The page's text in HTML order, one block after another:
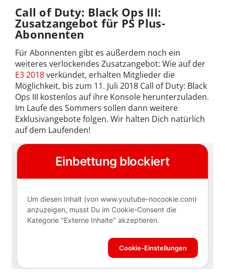
Call of Duty: Black Ops III:
Zusatzangebot für PS Plus-
Abonnenten
Für Abonnenten gibt es außerdem noch ein
weiteres verlockendes Zusatzangebot: Wie auf der
E3 2018verkündet, erhalten Mitglieder die
Möglichkeit, bis zum 11. Juli 2018 Call of Duty: Black
Ops III kostenlos auf ihre Konsole herunterzuladen.
Im Laufe des Sommers sollen dann weitere
Exklusivangebote folgen. Wir halten Dich natürlich
auf dem Laufenden!